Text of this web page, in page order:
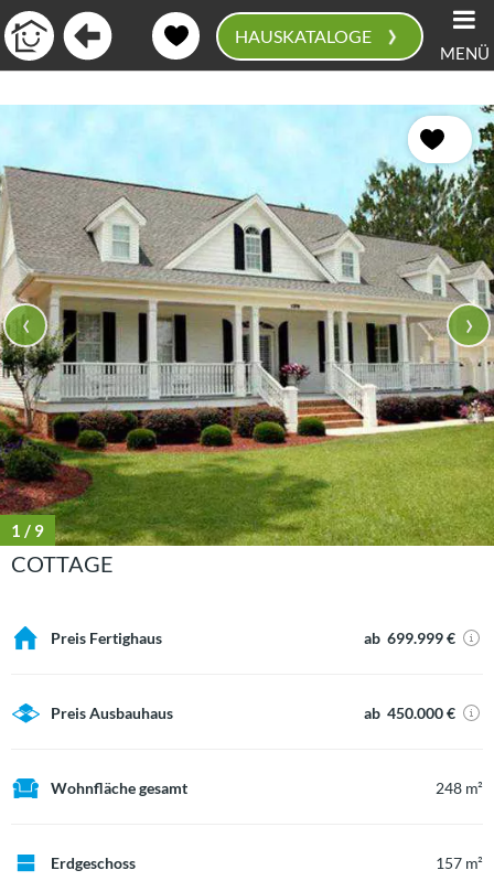
HAUSKATALOGE › MENÜ
1 / 9
‹ ›
COTTAGE
Preis Fertighaus ab 699.999 €
Preis Ausbauhaus ab 450.000 €
Wohnfläche gesamt 248 m²
Erdgeschoss 157 m²